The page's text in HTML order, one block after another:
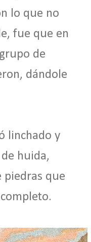
lo que no
fue que en
de
dándole
linchado y
huida,
piedras que